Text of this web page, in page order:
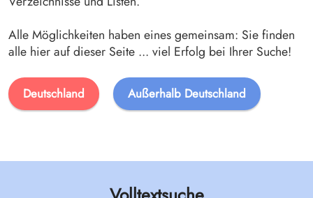
Alle Möglichkeiten haben eines gemeinsam: Sie finden
alle hier auf dieser Seite ... viel Erfolg bei Ihrer Suche!
Deutschland Außerhalb Deutschland